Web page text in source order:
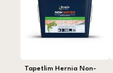
Tapetlim Hernia Non-